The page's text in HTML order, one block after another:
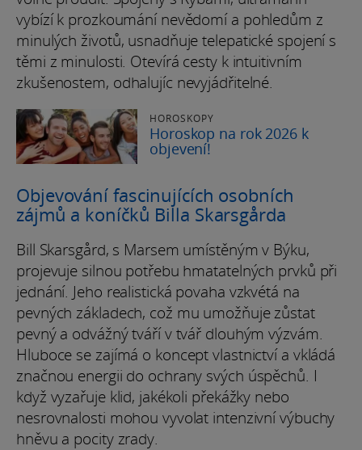
vybízí k prozkoumání nevědomí a pohledům z
minulých životů, usnadňuje telepatické spojení s
těmi z minulosti. Otevírá cesty k intuitivním
zkušenostem, odhalujíc nevyjádřitelné.
HOROSKOPY
Horoskop na rok 2026 k
objevení!
Objevování fascinujících osobních
zájmů a koníčků Billa Skarsgårda
Bill Skarsgård, s Marsem umístěným v Býku,
projevuje silnou potřebu hmatatelných prvků při
jednání. Jeho realistická povaha vzkvétá na
pevných základech, což mu umožňuje zůstat
pevný a odvážný tváří v tvář dlouhým výzvám.
Hluboce se zajímá o koncept vlastnictví a vkládá
značnou energii do ochrany svých úspěchů. I
když vyzařuje klid, jakékoli překážky nebo
nesrovnalosti mohou vyvolat intenzivní výbuchy
hněvu a pocity zrady.